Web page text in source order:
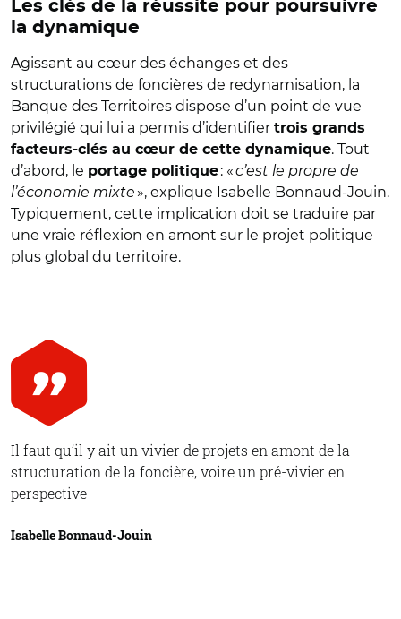
Les clés de la réussite pour poursuivre
la dynamique
Agissant au cœur des échanges et des
structurations de foncières de redynamisation, la
Banque des Territoires dispose d’un point de vue
privilégié qui lui a permis d’identifier trois grands
facteurs-clés au cœur de cette dynamique. Tout
d’abord, le portage politique: «c’est le propre de
l’économie mixte», explique Isabelle Bonnaud-Jouin.
Typiquement, cette implication doit se traduire par
une vraie réflexion en amont sur le projet politique
plus global du territoire.
Il faut qu’il y ait un vivier de projets en amont de la
structuration de la foncière, voire un pré-vivier en
perspective
Isabelle Bonnaud-Jouin